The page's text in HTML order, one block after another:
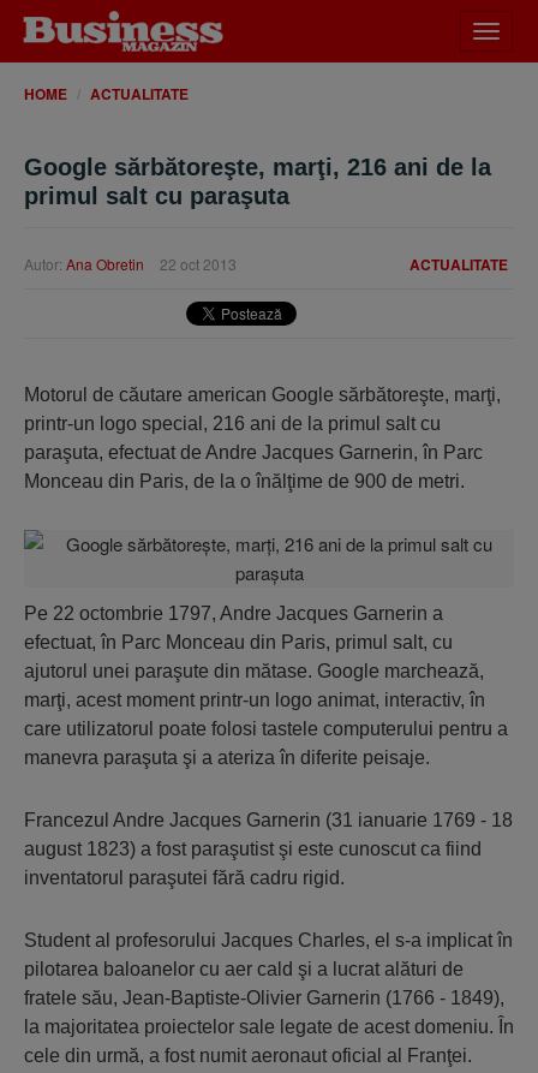
meniu
HOME ACTUALITATE
Google sărbătoreşte, marţi, 216 ani de la
primul salt cu paraşuta
ACTUALITATE
Autor: Ana Obretin 22 oct 2013
Motorul de căutare american Google sărbătoreşte, marţi,
printr-un logo special, 216 ani de la primul salt cu
paraşuta, efectuat de Andre Jacques Garnerin, în Parc
Monceau din Paris, de la o înălţime de 900 de metri.
Pe 22 octombrie 1797, Andre Jacques Garnerin a
efectuat, în Parc Monceau din Paris, primul salt, cu
ajutorul unei paraşute din mătase. Google marchează,
marţi, acest moment printr-un logo animat, interactiv, în
care utilizatorul poate folosi tastele computerului pentru a
manevra paraşuta şi a ateriza în diferite peisaje.
Francezul Andre Jacques Garnerin (31 ianuarie 1769 - 18
august 1823) a fost paraşutist şi este cunoscut ca fiind
inventatorul paraşutei fără cadru rigid.
Student al profesorului Jacques Charles, el s-a implicat în
pilotarea baloanelor cu aer cald şi a lucrat alături de
fratele său, Jean-Baptiste-Olivier Garnerin (1766 - 1849),
la majoritatea proiectelor sale legate de acest domeniu. În
cele din urmă, a fost numit aeronaut oficial al Franţei.